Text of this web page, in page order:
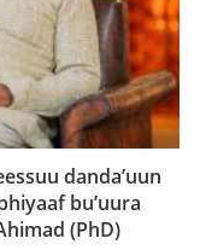
danda’uun
bu’uura
(PhD)